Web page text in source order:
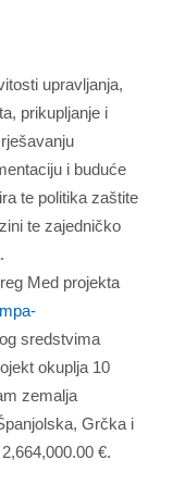
upravljanja,
prikupljanje i
i buduće
te politika zaštite
te zajedničko
Med projekta
sredstvima
okuplja 10
zemalja
Grčka i
€.